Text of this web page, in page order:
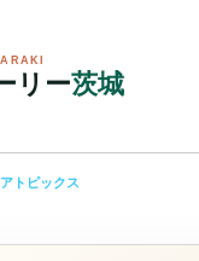
リー茨城
トピックス